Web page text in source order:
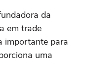
da
em trade
importante para
uma